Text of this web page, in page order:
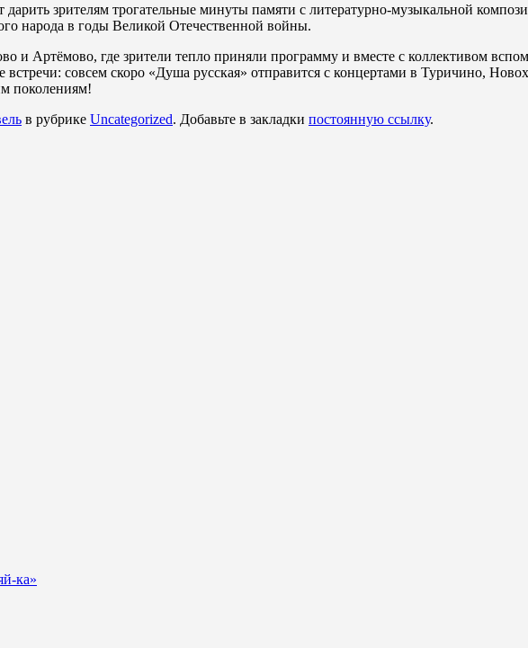
зрителям трогательные минуты памяти с литературно-музыкальной
народа в годы Великой Отечественной войны.
и Артёмово, где зрители тепло приняли программу и вместе с коллективом
совсем скоро «Душа русская» отправится с концертами в Туричино,
поколениям!
в рубрике Uncategorized. Добавьте в закладки постоянную ссылку.
ка»